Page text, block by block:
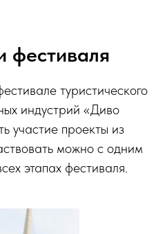
фестиваля
туристического
индустрий «Диво
участие проекты из
можно с одним
этапах фестиваля.